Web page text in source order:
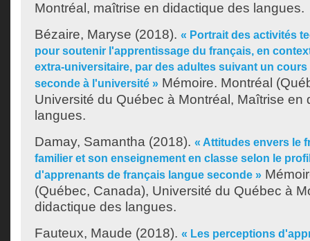
Montréal, maîtrise en didactique des langues.
Bézaire, Maryse (2018). « Portrait des activités
pour soutenir l'apprentissage du français, en
extra-universitaire, par des adultes suivant un
seconde à l'université » Mémoire. Montréal
Université du Québec à Montréal, Maîtrise en
langues.
Damay, Samantha (2018). « Attitudes envers le
familier et son enseignement en classe selon le
d'apprenants de français langue seconde »
(Québec, Canada), Université du Québec à
didactique des langues.
Fauteux, Maude (2018). « Les perceptions